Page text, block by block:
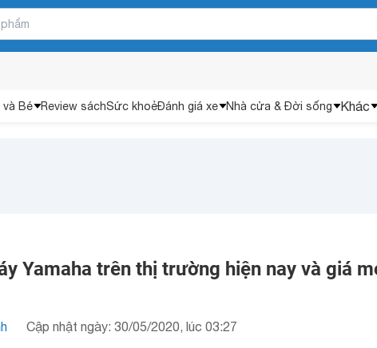
và Bé Review sáchSức khoẻĐánh giá xe Nhà cửa & Đời sống Khác
Yamaha trên thị trường hiện nay và giá
Cập nhật ngày: 30/05/2020, lúc 03:27